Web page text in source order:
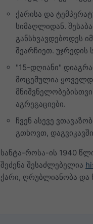
ქარისა და
სიმაღლიდან.
განსხვავდებოდეს
შეარჩიეთ.
"15-დღიანი"
მოცემულია
აგრეგაციები.
ჩვენ ასევე
გთხოვთ,
სანტა-როსა-ის 1940
შეძენა შესაძლებელია
ქარი, ღრუბლიანობა და